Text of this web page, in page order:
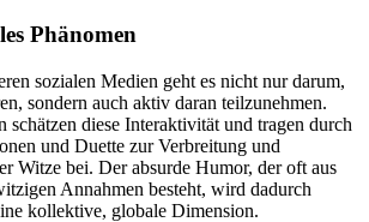
Phänomen
sozialen Medien geht es nicht nur darum,
sondern auch aktiv daran teilzunehmen.
schätzen diese Interaktivität und tragen durch
und Duette zur Verbreitung und
Witze bei. Der absurde Humor, der oft aus
Annahmen besteht, wird dadurch
kollektive, globale Dimension.